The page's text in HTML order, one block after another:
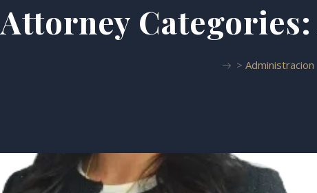
Attorney Categories:
> Administracion